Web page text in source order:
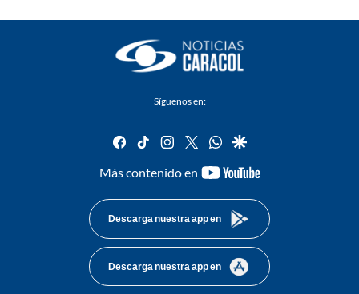
Síguenos en:
facebook
tiktok instagram
twitterwhatsapp
google
Más contenido en
youtube-
Descarga nuestra app en
Descarga nuestra app en